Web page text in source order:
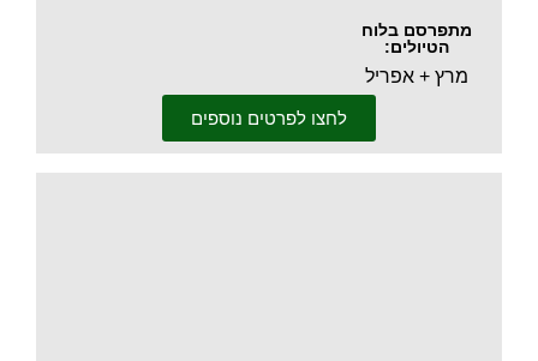
מתפרסם בלוח
הטיולים:
מרץ + אפריל
לחצו לפרטים נוספים